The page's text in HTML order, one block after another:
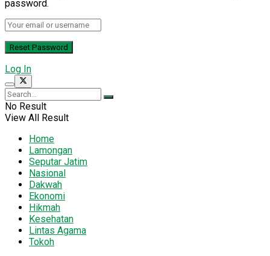
password.
Log In
No Result
View All Result
Home
Lamongan
Seputar Jatim
Nasional
Dakwah
Ekonomi
Hikmah
Kesehatan
Lintas Agama
Tokoh